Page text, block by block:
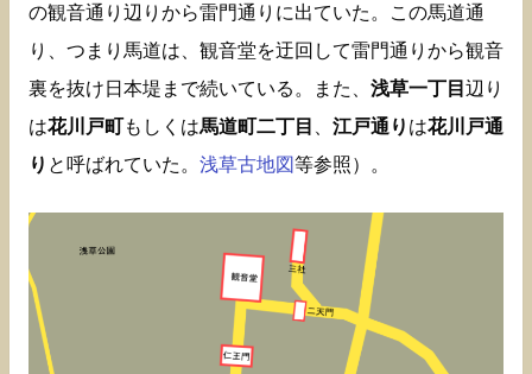
の観音通り辺りから雷門通りに出ていた。この馬道通
り、つまり馬道は、観音堂を迂回して雷門通りから観音
裏を抜け日本堤まで続いている。また、 浅草一丁目 辺り
は花川戸町もしくは馬道町二丁目 江戸通り は花川戸通
り と呼ばれていた。 浅草古地図等参照）。